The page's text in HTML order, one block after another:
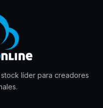
líder para creadores